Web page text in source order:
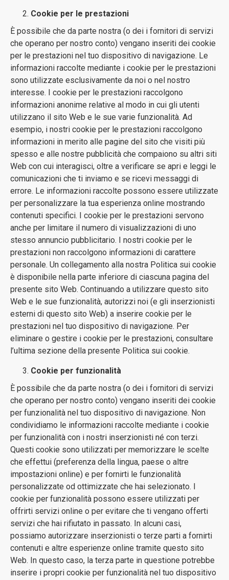
Cookie per le prestazioni
È possibile che da parte nostra (o dei i fornitori di servizi
che operano per nostro conto) vengano inseriti dei cookie
per le prestazioni nel tuo dispositivo di navigazione. Le
informazioni raccolte mediante i cookie per le prestazioni
sono utilizzate esclusivamente da noi o nel nostro
interesse. I cookie per le prestazioni raccolgono
informazioni anonime relative al modo in cui gli utenti
utilizzano il sito Web e le sue varie funzionalità. Ad
esempio, i nostri cookie per le prestazioni raccolgono
informazioni in merito alle pagine del sito che visiti più
spesso e alle nostre pubblicità che compaiono su altri siti
Web con cui interagisci, oltre a verificare se apri e leggi le
comunicazioni che ti inviamo e se ricevi messaggi di
errore. Le informazioni raccolte possono essere utilizzate
per personalizzare la tua esperienza online mostrando
contenuti specifici. I cookie per le prestazioni servono
anche per limitare il numero di visualizzazioni di uno
stesso annuncio pubblicitario. I nostri cookie per le
prestazioni non raccolgono informazioni di carattere
personale. Un collegamento alla nostra Politica sui cookie
è disponibile nella parte inferiore di ciascuna pagina del
presente sito Web. Continuando a utilizzare questo sito
Web e le sue funzionalità, autorizzi noi (e gli inserzionisti
esterni di questo sito Web) a inserire cookie per le
prestazioni nel tuo dispositivo di navigazione. Per
eliminare o gestire i cookie per le prestazioni, consultare
l’ultima sezione della presente Politica sui cookie.
Cookie per funzionalità
È possibile che da parte nostra (o dei i fornitori di servizi
che operano per nostro conto) vengano inseriti dei cookie
per funzionalità nel tuo dispositivo di navigazione. Non
condividiamo le informazioni raccolte mediante i cookie
per funzionalità con i nostri inserzionisti né con terzi.
Questi cookie sono utilizzati per memorizzare le scelte
che effettui (preferenza della lingua, paese o altre
impostazioni online) e per fornirti le funzionalità
personalizzate od ottimizzate che hai selezionato. I
cookie per funzionalità possono essere utilizzati per
offrirti servizi online o per evitare che ti vengano offerti
servizi che hai rifiutato in passato. In alcuni casi,
possiamo autorizzare inserzionisti o terze parti a fornirti
contenuti e altre esperienze online tramite questo sito
Web. In questo caso, la terza parte in questione potrebbe
inserire i propri cookie per funzionalità nel tuo dispositivo